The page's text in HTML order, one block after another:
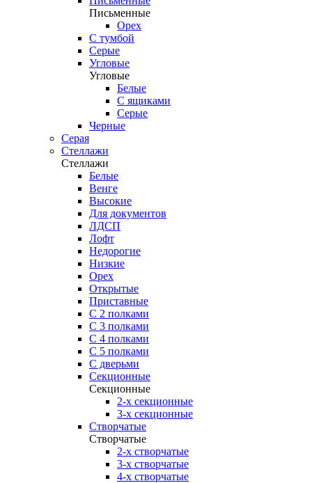
Письменные
Орех
С тумбой
Серые
Угловые
Угловые
Белые
С ящиками
Серые
Черные
Серая
Стеллажи
Стеллажи
Белые
Венге
Высокие
Для документов
ЛДСП
Лофт
Недорогие
Низкие
Орех
Открытые
Приставные
С 2 полками
С 3 полками
С 4 полками
С 5 полками
С дверьми
Секционные
Секционные
2-х секционные
3-х секционные
Створчатые
Створчатые
2-х створчатые
3-х створчатые
4-х створчатые